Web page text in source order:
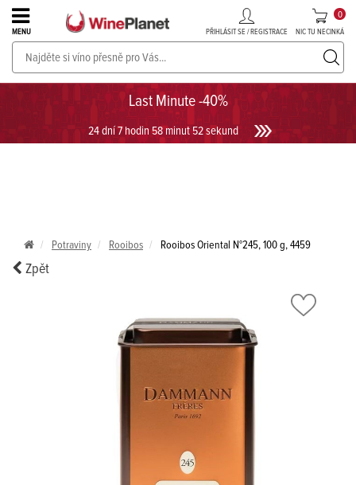
Last Minute -40%
24 dní 7 hodin 58 minut 52 sekund
MENU PŘIHLÁSIT SE / REGISTRACE NIC TU NECINKÁ
0
PROSECCO v akci až do -30%!UKÁZAT PROSECCO
Potraviny Rooibos Rooibos Oriental N°245, 100 g, 4459
Zpět